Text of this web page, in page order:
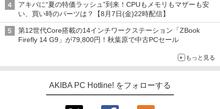
アキバに“夏の特価ラッシュ”到来！CPUもメモリもマザーも安
い、買い時のパーツは？【8月7日(金)22時配信】
第12世代Core搭載の14インチワークステーション「ZBook
Firefly 14 G9」が79,800円！秋葉原で中古PCセール
もっと見る
AKIBA PC Hotline! をフォローする